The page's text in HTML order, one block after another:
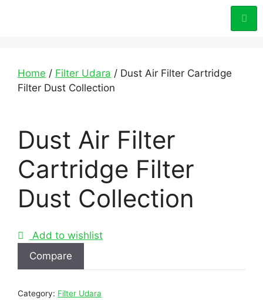
Home / Filter Udara / Dust Air Filter Cartridge
Filter Dust Collection
Dust Air Filter
Cartridge Filter
Dust Collection
Add to wishlist
Compare
Category: Filter Udara